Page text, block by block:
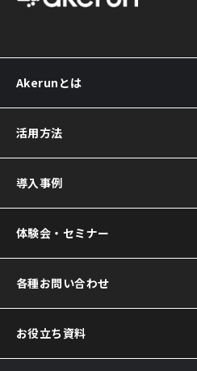
Akerunとは
Akerun(アケルン)とは
Akerunコントローラー
Akerun Connect
(アケルンコネクト)
選ばれる理由
活用方法
導入事例
体験会・セミナー
オンラインセミナー
各種お問い合わせ
お問い合わせ
お役立ち資料